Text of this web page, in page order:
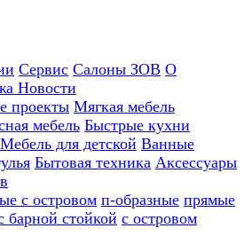
Сервис Салоны ЗОВ О
Новости
проекты Мягкая мебель
мебель Быстрые кухни
Мебель для детской Ванные
Бытовая техника Аксессуары
с островом п-образные прямые
барной стойкой с островом